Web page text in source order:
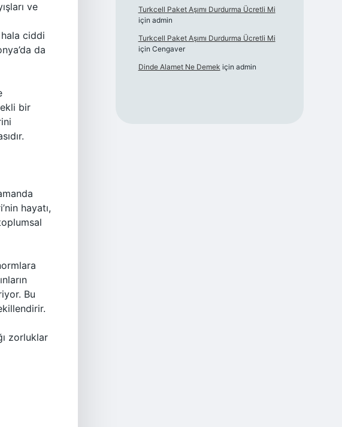
ve
ciddi
da
bir
hayatı,
Bu
zorluklar
Turkcell Paket Aşımı Durdurma Ücretli Mi
için admin
Turkcell Paket Aşımı Durdurma Ücretli Mi
için Cengaver
Dinde Alamet Ne Demek için admin